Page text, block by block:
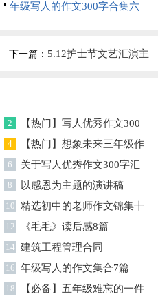
年级写人的作文300字合集六
下一篇： 5.12护士节文艺汇演主
2
【热门】写人优秀作文300
字集合7篇
4
【热门】想象未来三年级作
文汇编7篇
6
关于写人优秀作文300字汇
编六篇
8 以感恩为主题的演讲稿
10 精选初中的老师作文锦集十
篇
12 《毛毛》读后感8篇
14 建筑工程管理合同
16 年级写人的作文集合7篇
18
【必备】五年级难忘的一件